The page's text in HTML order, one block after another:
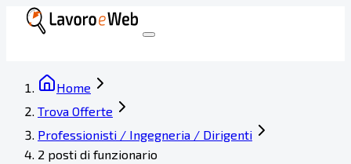
Home
Trova Offerte
Professionisti / Ingegneria / Dirigenti
2 posti di funzionario